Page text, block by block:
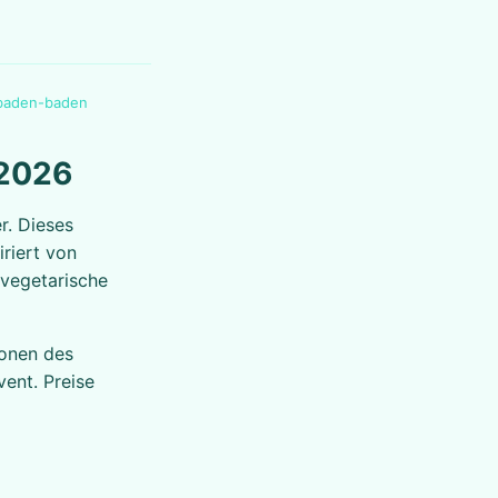
baden
Dieses
von
des
Preise